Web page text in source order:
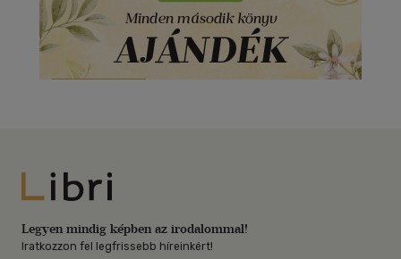
Libri
Legyen mindig képben az irodalommal!
Iratkozzon fel legfrissebb híreinkért!